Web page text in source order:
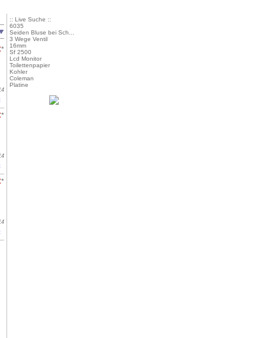
*
*
*
:: Live Suche ::
6035
Seiden Bluse bei Sch...
3 Wege Ventil
16mm
Sf 2500
Lcd Monitor
Toilettenpapier
Kohler
Coleman
Platine